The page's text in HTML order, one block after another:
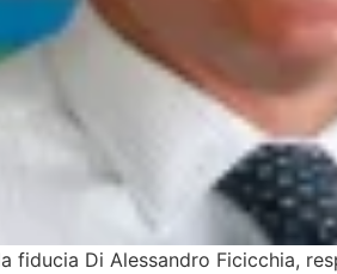
Di Alessandro Ficicchia,